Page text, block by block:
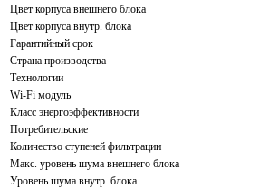
Цвет корпуса внешнего блока
Цвет корпуса внутр. блока
Гарантийный срок
Страна производства
Технологии
Wi-Fi модуль
Класс энергоэффективности
Потребительские
Количество ступеней фильтрации
Макс. уровень шума внешнего блока
Уровень шума внутр. блока